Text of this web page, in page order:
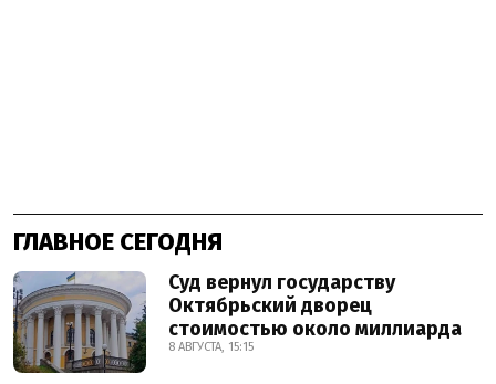
ГЛАВНОЕ СЕГОДНЯ
Суд вернул государству
Октябрьский дворец
стоимостью около миллиарда
8 АВГУСТА, 15:15